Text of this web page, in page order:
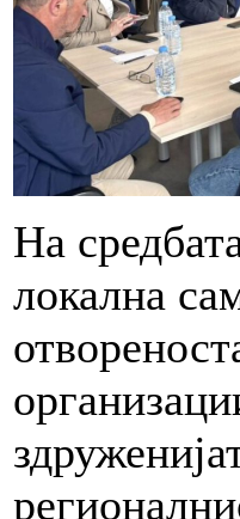
На
локална